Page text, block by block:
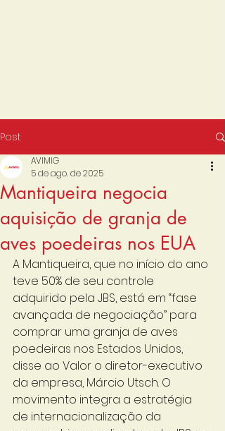
Post
Mantiqueira negocia
aquisição de granja de
aves poedeiras nos EUA
AVIMIG
5 de ago. de 2025
A Mantiqueira, que no início do ano
teve 50% de seu controle
adquirido pela JBS, está em “fase
avançada de negociação” para
comprar uma granja de aves
poedeiras nos Estados Unidos,
disse ao Valor o diretor-executivo
da empresa, Márcio Utsch. O
movimento integra a estratégia
de internacionalização da